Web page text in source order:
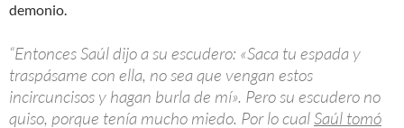
demonio.
“Entonces Saúl dijo a su escudero: «Saca tu espada y
traspásame con ella, no sea que vengan estos
incircuncisos y hagan burla de mí». Pero su escudero no
quiso, porque tenía mucho miedo. Por lo cualSaúl tomó